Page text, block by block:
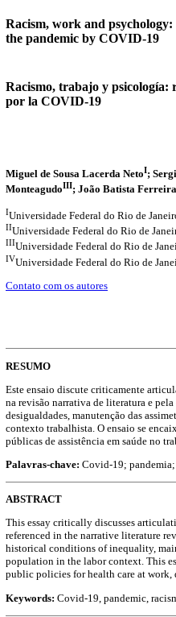
Racism, work and
the pandemic by COVID-19
Racismo, trabajo y psicología:
por la COVID-19
Miguel de Sousa Lacerda NetoI;
MonteagudoIII; João Batista Ferreira
IUniversidade Federal do Rio de
IIUniversidade Federal do Rio de
IIIUniversidade Federal do Rio de
IVUniversidade Federal do Rio de
Contato com os autores
RESUMO
Este ensaio discute criticamente
na revisão narrativa de literatura e
desigualdades, manutenção das
contexto trabalhista. O ensaio se
públicas de assistência em saúde no
Palavras-chave: Covid-19; pandemia;
ABSTRACT
This essay critically discusses
referenced in the narrative literature
historical conditions of inequality,
population in the labor context. This
public policies for health care at work,
Keywords: Covid-19, pandemic,